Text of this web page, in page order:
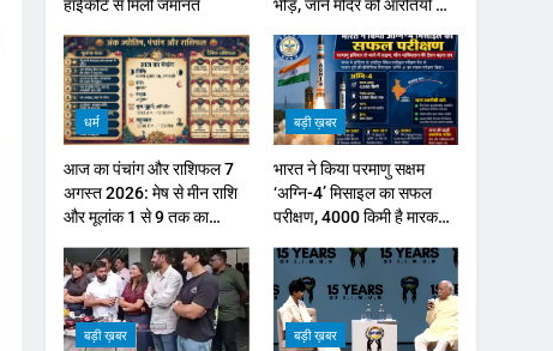
हाईकोर्ट से मिली जमानत
भीड़, जानें मंदिर की आरतियों का
धर्म
आज का पंचांग और राशिफल 7
अगस्त 2026: मेष से मीन राशि
और मूलांक 1 से 9 तक का
बड़ी ख़बर
भारत ने किया परमाणु सक्षम
‘अग्नि-4’ मिसाइल का सफल
परीक्षण, 4000 किमी है मारक
बड़ी ख़बर बड़ी ख़बर